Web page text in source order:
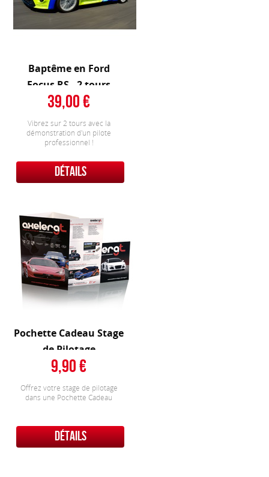
Baptême en Ford
Focus RS - 2 tours
39,00
Vibrez sur 2 tours avec la
démonstration d'un pilote
professionnel !
DÉTAILS
Pochette Cadeau Stage
de Pilotage
9,90
Offrez votre stage de pilotage
dans une Pochette Cadeau
DÉTAILS